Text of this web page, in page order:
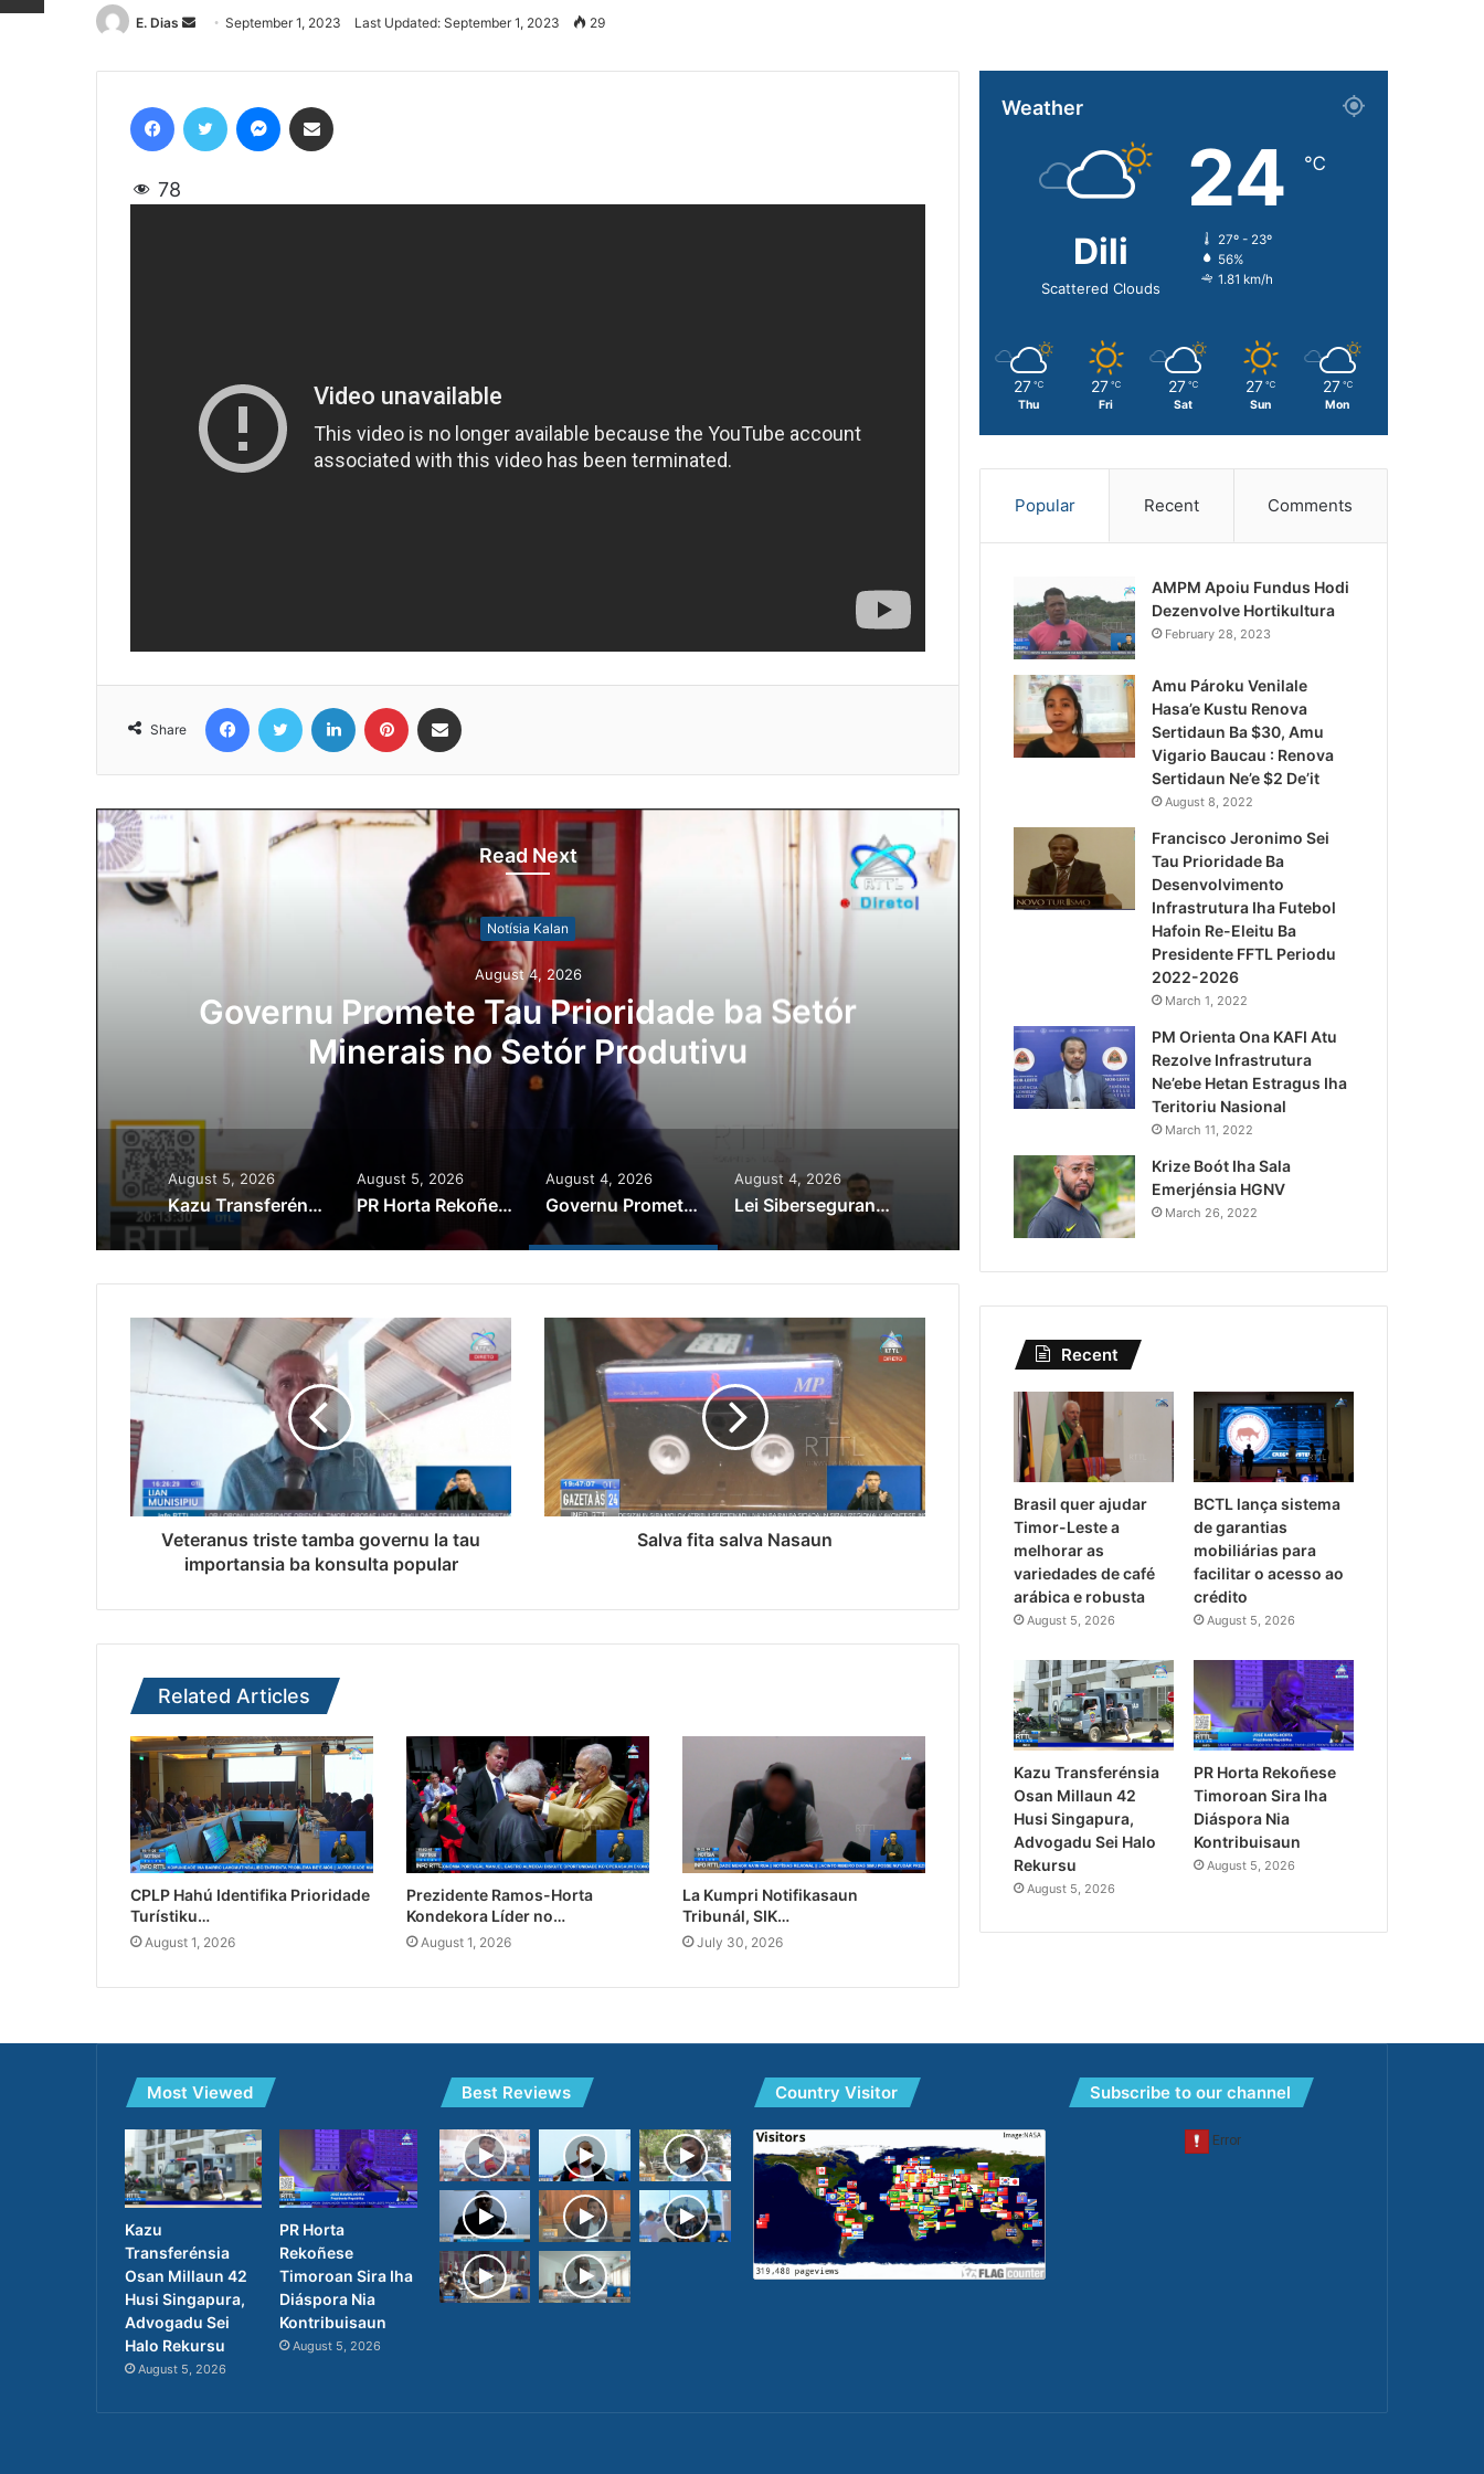
E. Dias
Send
email
September 1, 2023 Last Updated: September 1, 2023 29
78
Share
Read Next
Notísia Kalan
August 4, 2026
Governu Promete Tau Prioridade ba Setór
Minerais no Setór Produtivu
Lei Siberseguransa Ajuda
Kaptura Autór Kriminozu
Estranjeiru
August 5, 2026
Kazu Transferénsia Osan Millaun 42 Husi Singapura, Advogadu Sei Halo Rekursu
August 5, 2026
PR Horta Rekoñese Timoroan Sira Iha Diáspora Nia Kontribuisaun
August 4, 2026
Governu Promete Tau Prioridade ba Setór Minerais no Setór Produtivu
August 4, 2026
Lei Siberseguransa Ajuda Autoridade Polisiál Kaptura Autór Kriminozu ho Paradeiru Iha Estranjeiru
Veteranus triste tamba governu la tau
importansia ba konsulta popular
Salva fita salva Nasaun
Related Articles
CPLP Hahú Identifika Prioridade
Turístiku…
August 1, 2026
Prezidente Ramos-Horta
Kondekora Líder no…
August 1, 2026
La Kumpri Notifikasaun
Tribunál, SIK…
July 30, 2026
Weather
Dili
Scattered Clouds
24 ℃
27º - 23º
56%
1.81 km/h
27 ℃
Thu
27 ℃
Fri
27 ℃
Sat
27 ℃
Sun
27 ℃
Mon
Popular Recent Comments
AMPM Apoiu Fundus Hodi
Dezenvolve Hortikultura
February 28, 2023
Amu Pároku Venilale
Hasa’e Kustu Renova
Sertidaun Ba $30, Amu
Vigario Baucau : Renova
Sertidaun Ne’e $2 De’it
August 8, 2022
Francisco Jeronimo Sei
Tau Prioridade Ba
Desenvolvimento
Infrastrutura Iha Futebol
Hafoin Re-Eleitu Ba
Presidente FFTL Periodu
2022-2026
March 1, 2022
PM Orienta Ona KAFI Atu
Rezolve Infrastrutura
Ne’ebe Hetan Estragus Iha
Teritoriu Nasional
March 11, 2022
Krize Boót Iha Sala
Emerjénsia HGNV
March 26, 2022
Recent
Brasil quer ajudar
Timor-Leste a
melhorar as
variedades de café
arábica e robusta
August 5, 2026
BCTL lança sistema
de garantias
mobiliárias para
facilitar o acesso ao
crédito
August 5, 2026
Kazu Transferénsia
Osan Millaun 42
Husi Singapura,
Advogadu Sei Halo
Rekursu
August 5, 2026
PR Horta Rekoñese
Timoroan Sira Iha
Diáspora Nia
Kontribuisaun
August 5, 2026
Most Viewed
Kazu
Transferénsia
Osan Millaun 42
Husi Singapura,
Advogadu Sei
Halo Rekursu
August 5, 2026
PR Horta
Rekoñese
Timoroan Sira Iha
Diáspora Nia
Kontribuisaun
August 5, 2026
Best Reviews Country Visitor Subscribe to our channel